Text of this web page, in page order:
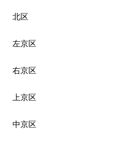
北区
左京区
右京区
上京区
中京区